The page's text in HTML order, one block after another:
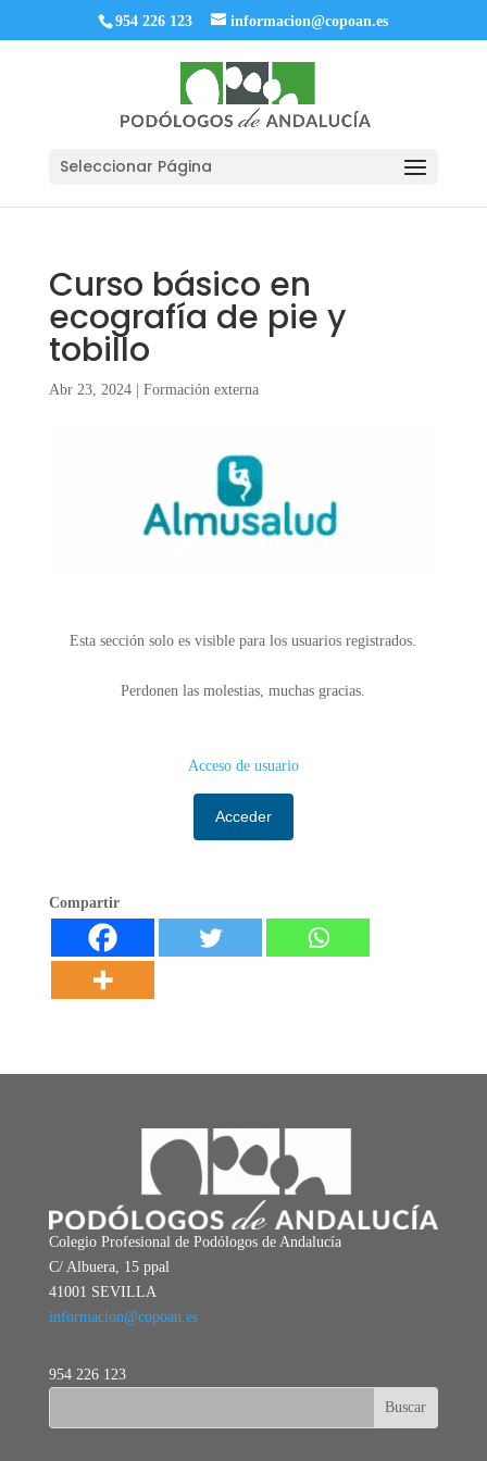
954 226 123 informacion@copoan.es
Seleccionar Página
Curso básico en
ecografía de pie y
tobillo
Abr 23, 2024| Formación externa
Esta sección solo es visible para los usuarios registrados.
Perdonen las molestias, muchas gracias.
Acceso de usuario
Acceder
Compartir
Colegio Profesional de Podólogos de Andalucía
C/ Albuera, 15 ppal
41001 SEVILLA
informacion@copoan.es
954 226 123